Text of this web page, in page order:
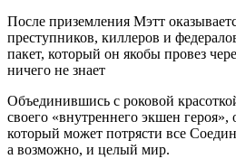
После приземления Мэтт
преступников, киллеров и
пакет, который он якобы провез
ничего не знает
Объединившись с роковой
своего «внутреннего экшен героя»,
который может потрясти все
а возможно, и целый мир.